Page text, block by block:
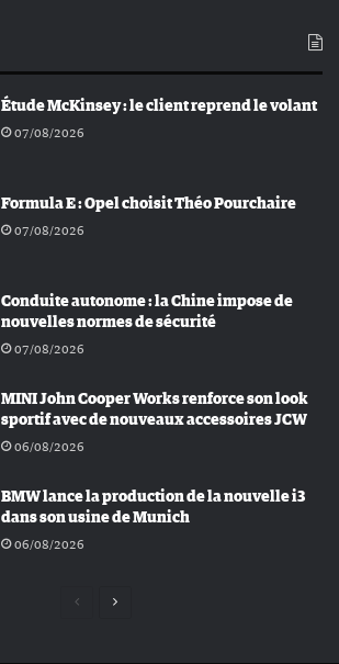
Étude McKinsey : le client reprend le volant
07/08/2026
Formula E : Opel choisit Théo Pourchaire
07/08/2026
Conduite autonome : la Chine impose de
nouvelles normes de sécurité
07/08/2026
MINI John Cooper Works renforce son look
sportif avec de nouveaux accessoires JCW
06/08/2026
BMW lance la production de la nouvelle i3
dans son usine de Munich
06/08/2026
Page
Page